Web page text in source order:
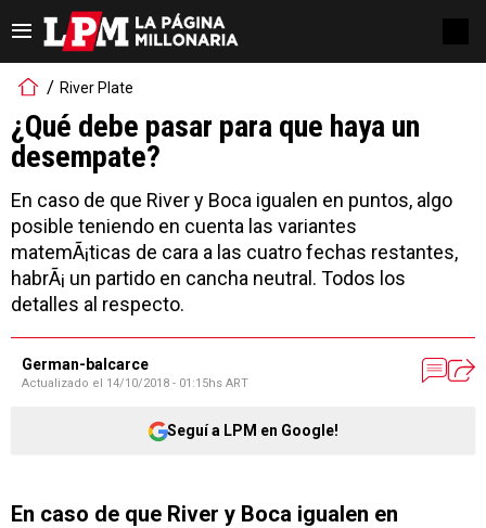
River Plate
¿Qué debe pasar para que haya un
desempate?
En caso de que River y Boca igualen en puntos, algo
posible teniendo en cuenta las variantes
matemÃ¡ticas de cara a las cuatro fechas restantes,
habrÃ¡ un partido en cancha neutral. Todos los
detalles al respecto.
German-balcarce
Actualizado el 14/10/2018 - 01:15hs ART
Seguí a LPM en Google!
En caso de que River y Boca igualen en